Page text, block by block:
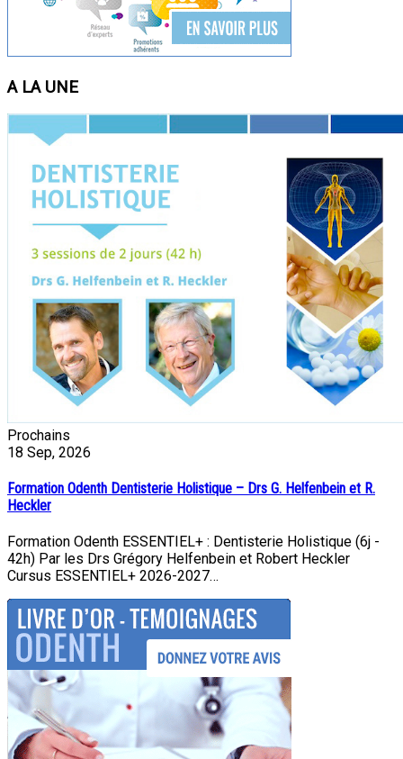
A LA UNE
Prochains
18 Sep, 2026
Formation Odenth Dentisterie Holistique – Drs G. Helfenbein et R.
Heckler
Formation Odenth ESSENTIEL+ : Dentisterie Holistique (6j -
42h) Par les Drs Grégory Helfenbein et Robert Heckler
Cursus ESSENTIEL+ 2026-2027…